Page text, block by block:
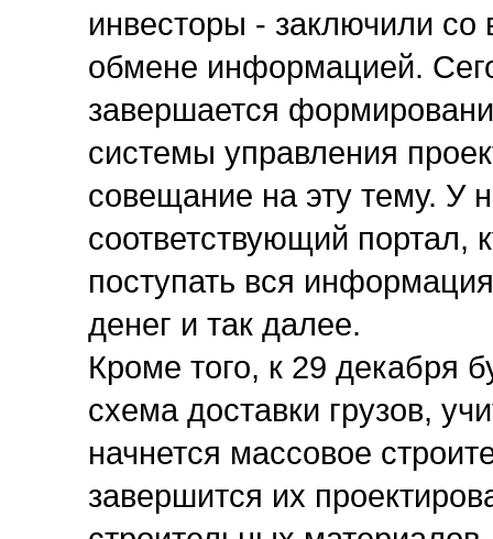
инвесторы - заключили
обмене информацией.
завершается
системы управления
совещание на эту тему. У
соответствующий портал,
поступать вся
денег и так далее.
Кроме того, к 29 декабря
схема доставки грузов,
начнется массовое
завершится их